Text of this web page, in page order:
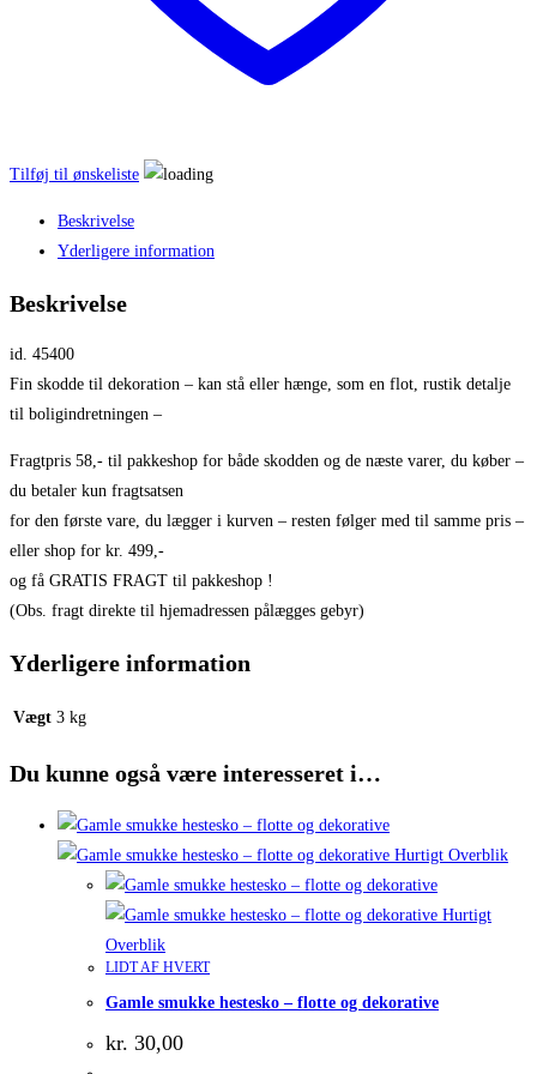
Tilføj til ønskeliste
Beskrivelse
Yderligere information
Beskrivelse
id. 45400
Fin skodde til dekoration – kan stå eller hænge, som en flot, rustik detalje
til boligindretningen –
Fragtpris 58,- til pakkeshop for både skodden og de næste varer, du køber –
du betaler kun fragtsatsen
for den første vare, du lægger i kurven – resten følger med til samme pris –
eller shop for kr. 499,-
og få GRATIS FRAGT til pakkeshop !
(Obs. fragt direkte til hjemadressen pålægges gebyr)
Yderligere information
Vægt 3 kg
Du kunne også være interesseret i…
Hurtigt Overblik
Hurtigt
Overblik
LIDT AF HVERT
Gamle smukke hestesko – flotte og dekorative
kr. 30,00